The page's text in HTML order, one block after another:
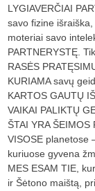
LYGIAVERČIAI
savo fizine
moteriai savo
PARTNERYSTĘ.
RASĖS
KURIAMA savų
KARTOS GAUTŲ
VAIKAI PALIKTŲ
ŠTAI YRA
VISOSE planetose
kuriuose gyvena
MES ESAM TIE,
ir Šėtono maištą,